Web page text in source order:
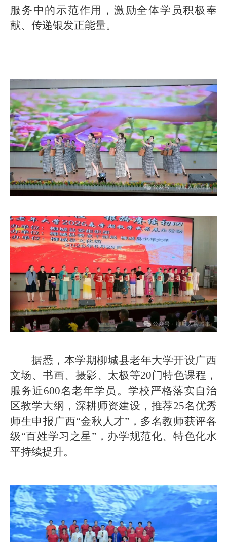
服务中的示范作用，激励全体学员积极奉
献、传递银发正能量。
据悉，本学期柳城县老年大学开设广西
文场、书画、摄影、太极等20门特色课程，
服务近600名老年学员。学校严格落实自治
区教学大纲，深耕师资建设，推荐25名优秀
师生申报广西“金秋人才”，多名教师获评各
级“百姓学习之星”，办学规范化、特色化水
平持续提升。